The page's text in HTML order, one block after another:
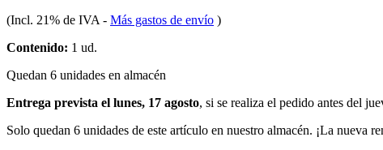
(Incl. 21% de IVA - Más gastos de envío )
Contenido: 1 ud.
Quedan 6 unidades en almacén
Entrega prevista el lunes, 17 agosto, si se realiza el pedido antes del
Solo quedan 6 unidades de este artículo en nuestro almacén. ¡La nueva